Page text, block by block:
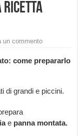
ricetta
un commento
di grandi e piccini.
e panna montata.